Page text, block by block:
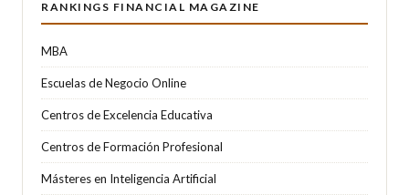
RANKINGS FINANCIAL MAGAZINE
MBA
Escuelas de Negocio Online
Centros de Excelencia Educativa
Centros de Formación Profesional
Másteres en Inteligencia Artificial